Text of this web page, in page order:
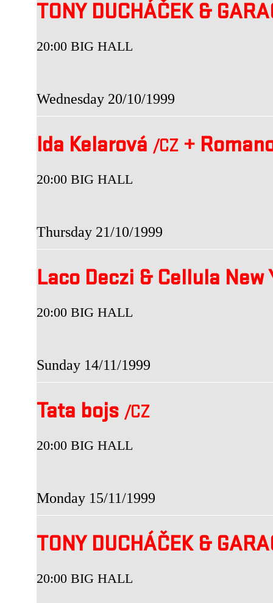
TONY DUCHÁČEK &
20:00 BIG HALL
Wednesday 20/10/1999
Ida Kelarová /CZ +
20:00 BIG HALL
Thursday 21/10/1999
Laco Deczi & Cellula New
20:00 BIG HALL
Sunday 14/11/1999
Tata bojs /CZ
20:00 BIG HALL
Monday 15/11/1999
TONY DUCHÁČEK &
20:00 BIG HALL